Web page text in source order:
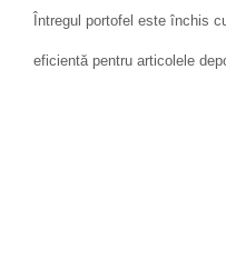
Întregul portofel este închis
eficientă pentru articolele